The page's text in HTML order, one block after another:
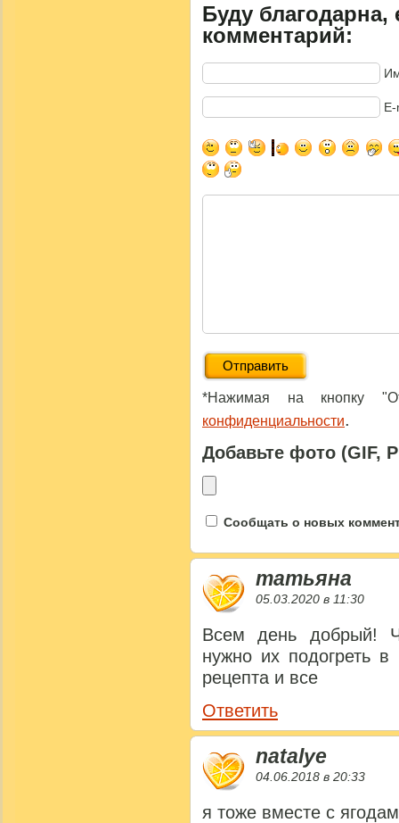
Буду благодарна,
комментарий:
*Нажимая на кнопку
конфиденциальности.
Добавьте фото (GIF,
Сообщать о новых
татьяна
05.03.2020 в 11:30
Всем день добрый!
нужно их подогреть
рецепта и все
Ответить
natalye
04.06.2018 в 20:33
я тоже вместе с